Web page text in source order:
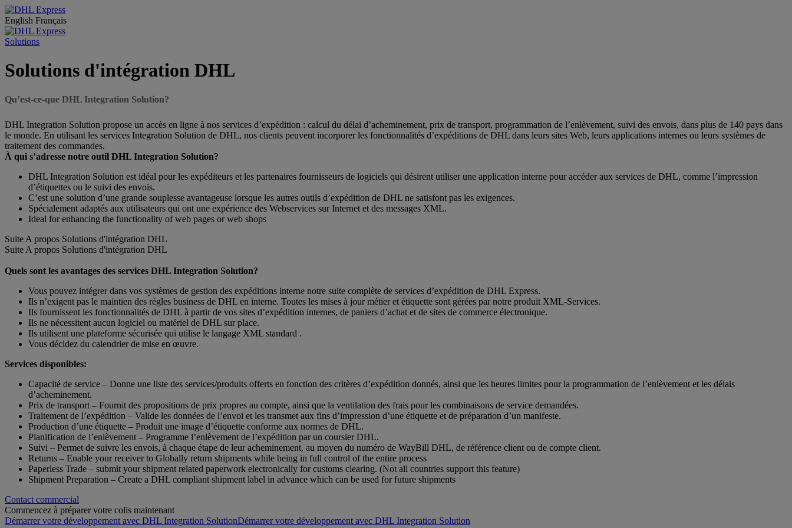
English Français
Solutions
Solutions d'intégration DHL
Qu’est-ce-que DHL Integration Solution?
DHL Integration Solution propose un accès en ligne à nos services d’expédition : calcul du délai d’acheminement, prix de transport, programmation de l’enlèvement, suivi des envois, dans plus de 140 pays dans
le monde. En utilisant les services Integration Solution de DHL, nos clients peuvent incorporer les fonctionnalités d’expéditions de DHL dans leurs sites Web, leurs applications internes ou leurs systèmes de
traitement des commandes.
À qui s’adresse notre outil DHL Integration Solution?
DHL Integration Solution est idéal pour les expéditeurs et les partenaires fournisseurs de logiciels qui désirent utiliser une application interne pour accéder aux services de DHL, comme l’impression
d’étiquettes ou le suivi des envois.
C’est une solution d’une grande souplesse avantageuse lorsque les autres outils d’expédition de DHL ne satisfont pas les exigences.
Spécialement adaptés aux utilisateurs qui ont une expérience des Webservices sur Internet et des messages XML.
Ideal for enhancing the functionality of web pages or web shops
Suite A propos Solutions d'intégration DHL
Suite A propos Solutions d'intégration DHL
Quels sont les avantages des services DHL Integration Solution?
Vous pouvez intégrer dans vos systèmes de gestion des expéditions interne notre suite complète de services d’expédition de DHL Express.
Ils n’exigent pas le maintien des règles business de DHL en interne. Toutes les mises à jour métier et étiquette sont gérées par notre produit XML-Services.
Ils fournissent les fonctionnalités de DHL à partir de vos sites d’expédition internes, de paniers d’achat et de sites de commerce électronique.
Ils ne nécessitent aucun logiciel ou matériel de DHL sur place.
Ils utilisent une plateforme sécurisée qui utilise le langage XML standard .
Vous décidez du calendrier de mise en œuvre.
Services disponibles:
Capacité de service – Donne une liste des services/produits offerts en fonction des critères d’expédition donnés, ainsi que les heures limites pour la programmation de l’enlèvement et les délais
d’acheminement.
Prix de transport – Fournit des propositions de prix propres au compte, ainsi que la ventilation des frais pour les combinaisons de service demandées.
Traitement de l’expédition – Valide les données de l’envoi et les transmet aux fins d’impression d’une étiquette et de préparation d’un manifeste.
Production d’une étiquette – Produit une image d’étiquette conforme aux normes de DHL.
Planification de l’enlèvement – Programme l’enlèvement de l’expédition par un coursier DHL.
Suivi – Permet de suivre les envois, à chaque étape de leur acheminement, au moyen du numéro de WayBill DHL, de référence client ou de compte client.
Returns – Enable your receiver to Globally return shipments while being in full control of the entire process
Paperless Trade – submit your shipment related paperwork electronically for customs clearing. (Not all countries support this feature)
Shipment Preparation – Create a DHL compliant shipment label in advance which can be used for future shipments
Contact commercial
Commencez à préparer votre colis maintenant
Démarrer votre développement avec DHL Integration SolutionDémarrer votre développement avec DHL Integration Solution